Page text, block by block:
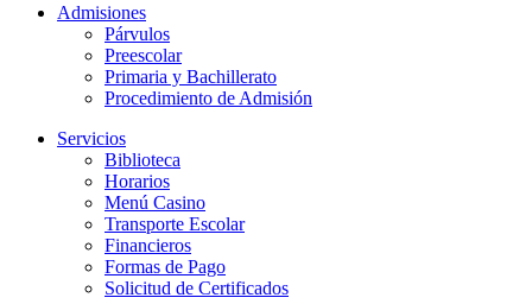
Admisiones
Párvulos
Preescolar
Primaria y Bachillerato
Procedimiento de Admisión
Servicios
Biblioteca
Horarios
Menú Casino
Transporte Escolar
Financieros
Formas de Pago
Solicitud de Certificados